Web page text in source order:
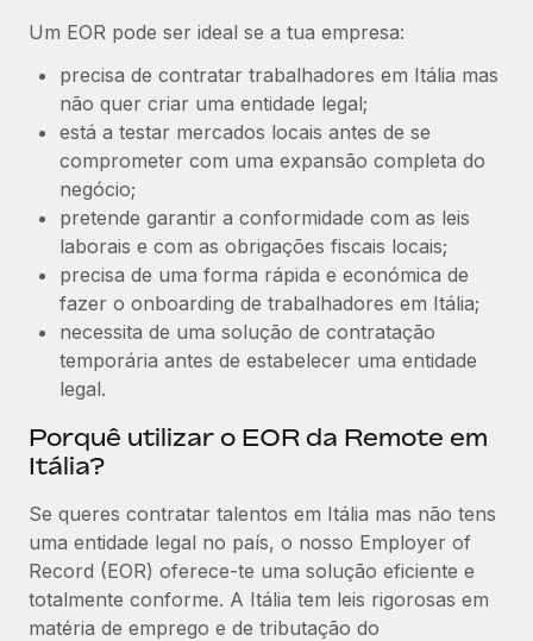
Um EOR pode ser ideal se a tua empresa:
precisa de contratar trabalhadores em Itália mas
não quer criar uma entidade legal;
está a testar mercados locais antes de se
comprometer com uma expansão completa do
negócio;
pretende garantir a conformidade com as leis
laborais e com as obrigações fiscais locais;
precisa de uma forma rápida e económica de
fazer o onboarding de trabalhadores em Itália;
necessita de uma solução de contratação
temporária antes de estabelecer uma entidade
legal.
Porquê utilizar o EOR da Remote em
Itália?
Se queres contratar talentos em Itália mas não tens
uma entidade legal no país, o nosso Employer of
Record (EOR) oferece-te uma solução eficiente e
totalmente conforme. A Itália tem leis rigorosas em
matéria de emprego e de tributação do